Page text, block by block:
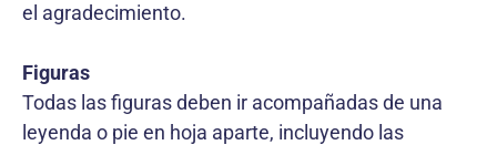
el agradecimiento.
Figuras
Todas las figuras deben ir acompañadas de una
leyenda o pie en hoja aparte, incluyendo las